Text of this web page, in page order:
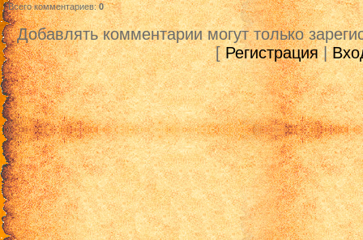
Всего комментариев:0
Добавлять комментарии могут только
[Регистрация|